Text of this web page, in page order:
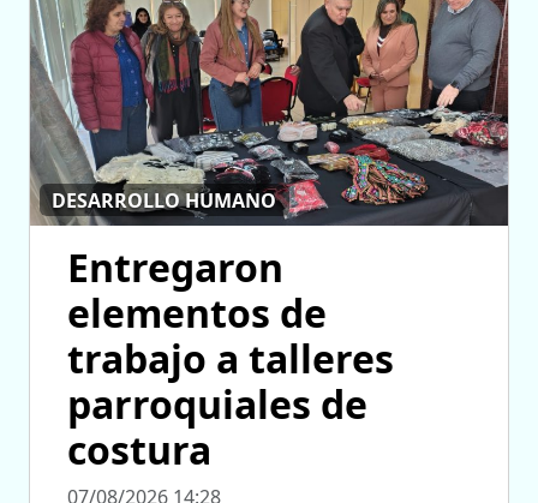
DESARROLLO HUMANO
Entregaron
elementos de
trabajo a talleres
parroquiales de
costura
07/08/2026 14:28